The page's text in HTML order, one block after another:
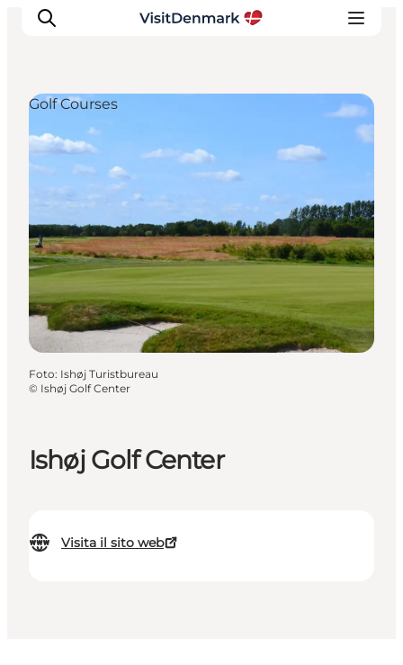
Ispirazioni
Dove andare
Cosa fare
Dove dormire
Pianifica il viaggio
Ishøj Golf Center
Visita il sito web
Golf Courses
Foto: Ishøj Turistbureau
© Ishøj Golf Center